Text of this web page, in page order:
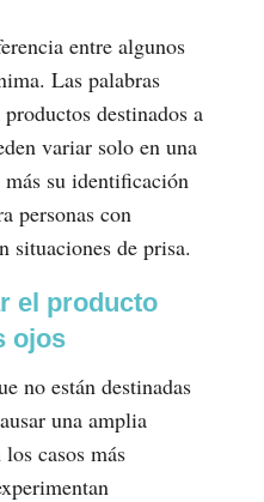
entre algunos
Las palabras
destinados a
variar solo en una
su identificación
personas con
situaciones de prisa.
el producto
ojos
no están destinadas
una amplia
casos más